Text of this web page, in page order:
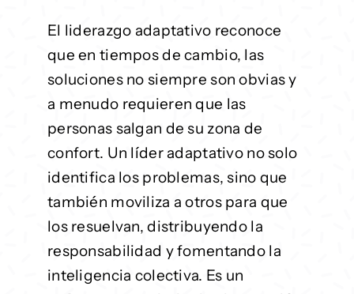
El liderazgo adaptativo reconoce
que en tiempos de cambio, las
soluciones no siempre son obvias y
a menudo requieren que las
personas salgan de su zona de
confort. Un líder adaptativo no solo
identifica los problemas, sino que
también moviliza a otros para que
los resuelvan, distribuyendo la
responsabilidad y fomentando la
inteligencia colectiva. Es un